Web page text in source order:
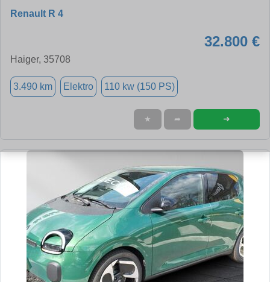
Renault R 4
32.800 €
Haiger, 35708
3.490 km Elektro 110 kw (150 PS)
★ ➦ ➜